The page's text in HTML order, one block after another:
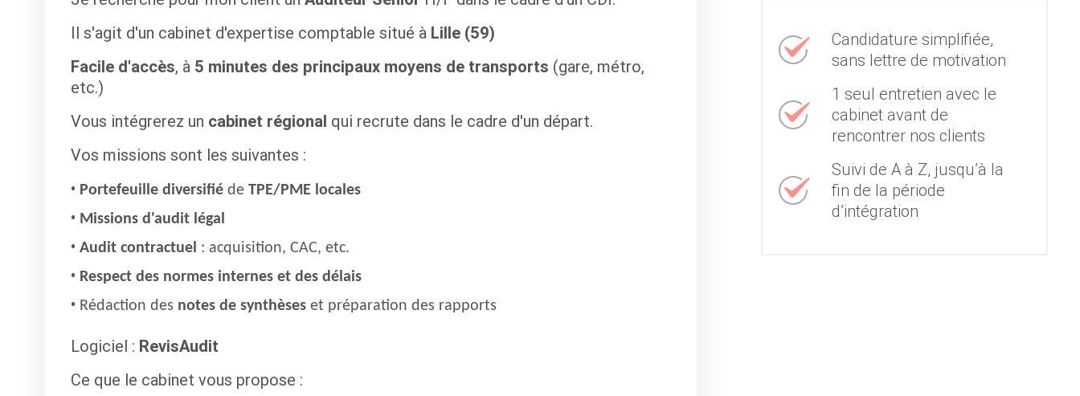
Il s'agit d'un cabinet d'expertise comptable situé à Lille (59)
Facile d'accès, à 5 minutes des principaux moyens de transports (gare, métro,
etc.)
Vous intégrerez un cabinet régional qui recrute dans le cadre d'un départ.
Vos missions sont les suivantes :
Portefeuille diversifiéde TPE/PME locales
Missions d'audit légal
Audit contractuel : acquisition, CAC, etc.
Respect des normes internes et des délais
Rédaction des notes de synthèseset préparation des rapports
Logiciel : RevisAudit
Ce que le cabinet vous propose :
Candidature simplifiée,
sans lettre de motivation
1 seul entretien avec le
cabinet avant de
rencontrer nos clients
Suivi de A à Z, jusqu’à la
fin de la période
d’intégration